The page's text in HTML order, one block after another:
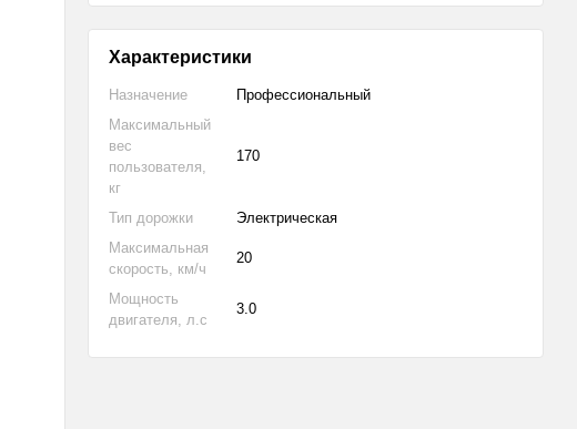
Характеристики
Назначение
Профессиональный
Максимальный
вес
пользователя,
кг
170
Тип дорожки
Электрическая
Максимальная
скорость, км/ч
20
Мощность
двигателя, л.с
3.0